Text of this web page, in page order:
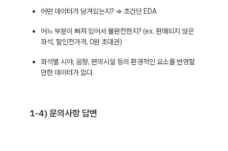
어떤 데이터가 담겨있는지? ⇒ 초간단 EDA
어느 부분이 빠져 있어서 불완전한지? (ex. 판매되지 않은
좌석, 할인전가격, 0원 초대권)
좌석별 시야, 음향, 편의시설 등의 환경적인 요소를 반영할
만한 데이터가 없다.
1-4) 문의사항 답변